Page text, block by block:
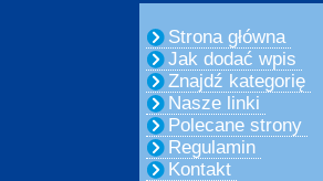
Strona główna
Jak dodać wpis
Znajdź kategorię
Nasze linki
Polecane strony
Regulamin
Kontakt